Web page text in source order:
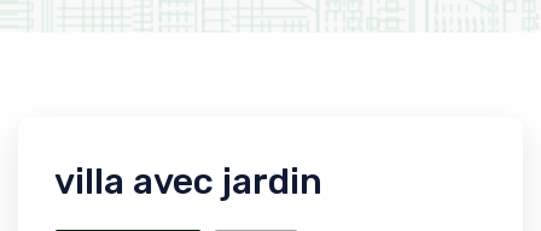
villa avec jardin